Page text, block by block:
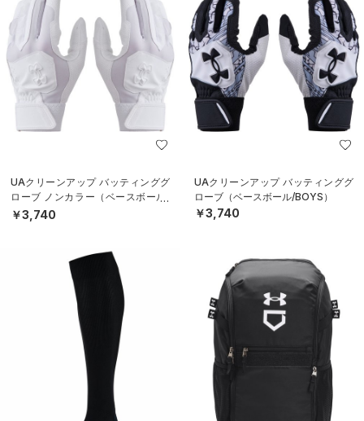
UAクリーンアップ バッティンググ
ローブ ノンカラー（ベースボール/
MEN）
￥3,740
UAクリーンアップ バッティンググ
ローブ（ベースボール/BOYS）
￥3,740